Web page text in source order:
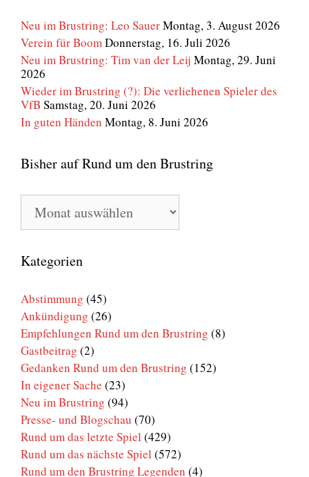
Neu im Brustring: Leo SauerMontag, 3. August 2026
Verein für BoomDonnerstag, 16. Juli 2026
Neu im Brustring: Tim van der Leij Montag, 29. Juni
2026
Wieder im Brustring (?): Die verliehenen Spieler des
VfB Samstag, 20. Juni 2026
In guten Händen Montag, 8. Juni 2026
Bisher auf Rund um den Brustring
Bisher
auf
Rund
den
Brustring
Kategorien
Abstimmung (45)
Ankündigung (26)
Empfehlungen Rund um den Brustring (8)
Gastbeitrag (2)
Gedanken Rund um den Brustring (152)
In eigener Sache (23)
Neu im Brustring (94)
Presse- und Blogschau (70)
Rund um das letzte Spiel (429)
Rund um das nächste Spiel (572)
Rund um den Brustring Legenden (4)